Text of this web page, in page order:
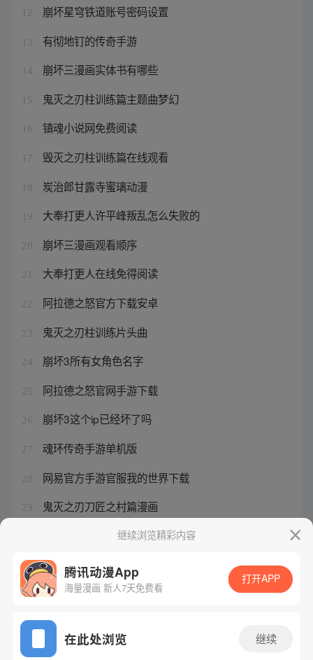
12 崩坏星穹铁道账号密码设置
13 有彻地钉的传奇手游
14 崩坏三漫画实体书有哪些
15 鬼灭之刃柱训练篇主题曲梦幻
16 镇魂小说网免费阅读
17 毁灭之刃柱训练篇在线观看
18 炭治郎甘露寺蜜璃动漫
19 大奉打更人许平峰叛乱怎么失败的
20 崩坏三漫画观看顺序
21 大奉打更人在线免得阅读
22 阿拉德之怒官方下载安卓
23 鬼灭之刃柱训练片头曲
24 崩坏3所有女角色名字
25 阿拉德之怒官网手游下载
26 崩坏3这个ip已经坏了吗
27 魂环传奇手游单机版
28 网易官方手游官服我的世界下载
29 鬼灭之刃刀匠之村篇漫画
崩坏三角色生日剧情怎么触发
继续浏览精彩内容
腾讯动漫App
海量漫画 新人7天免费看
打开APP
在此处浏览 继续
网站备案/许可证号：粤B2-20090059-5
Copyright©1998 - 2026 Tencent. All Rights Reserved